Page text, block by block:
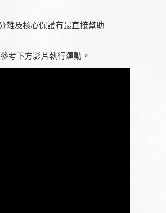
離及核心保護有最直接幫助
考下方影片執行運動。